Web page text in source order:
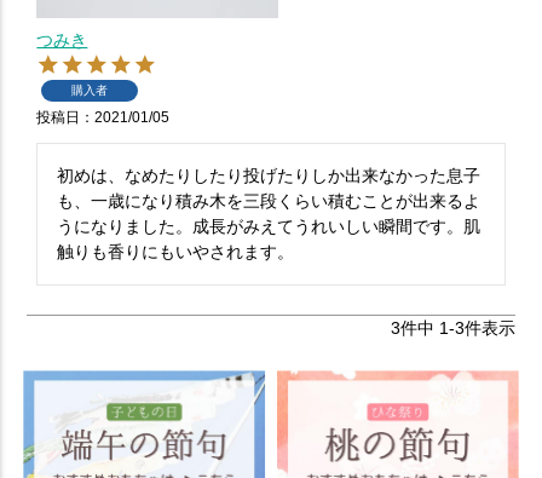
つみき
購入者
投稿日 2021/01/05
初めは、なめたりしたり投げたりしか出来なかった息子
も、一歳になり積み木を三段くらい積むことが出来るよ
うになりました。成長がみえてうれいしい瞬間です。肌
触りも香りにもいやされます。
3件中 1-3件表示